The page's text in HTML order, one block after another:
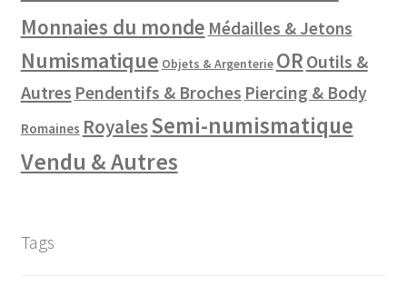
Monnaies du monde Médailles & Jetons
Numismatique Objets & Argenterie OR Outils &
Autres Pendentifs & Broches Piercing & Body
Romaines RoyalesSemi-numismatique
Vendu & Autres
Tags